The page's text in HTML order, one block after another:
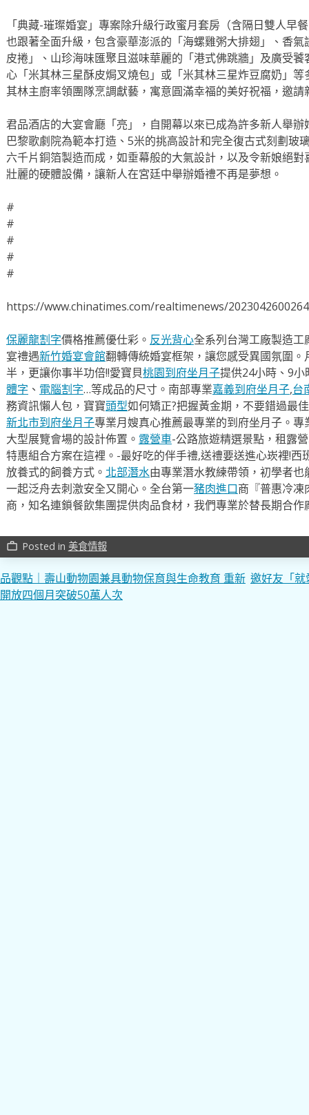
「典藏-璀璨婚宴」專案除升級行政蜜月套房（含隔日雙人早
也跟著全面升級，包含豪華澎派的「海螺雞粥大排翅」、香
皮捲」、山珍海味匯聚且滋味華麗的「港式佛跳牆」及廣受
心「米其林三星酥皮焗叉燒包」或「米其林三星炸豆腐奶」
其林主廚率領團隊烹調獻藝，寓意圓滿幸福的美好祝福，邀
君品酒店的大宴會廳「亮」，自開幕以來已成為許多新人舉
巴黎歌劇院為範本打造、5米的挑高設計和完全復古式刻劃玻
六千片銅箔製造而成，如垂幕般的大氣設計，以及令新娘絕
壯麗的硬體設備，讓新人在宮廷中舉辦婚禮不再是夢想。
#
#
#
#
#
https://www.chinatimes.com/realtimenews/
保麗龍割字價格推薦優仕彩。 反光背心全系列台灣工廠製造
宴禮遇新竹婚宴會館翻轉傳統婚宴框架，讓您感受異國氛圍。
半，更讓你事半功倍!!愛寶貝桃園到府坐月子提供24小時、9
體字 、 電腦割字…等成品的尺寸。南部專業嘉義到府坐月子,台
務資訊懶人包，寶寶頭型如何矯正?把握黃金期，不要錯過最
新北市到府坐月子專業月嫂真心推薦最專業的到府坐月子。專
大型展覽會場的設計佈置。 露營車-公路旅遊精選景點，租露
特惠組合方案在這裡。-最好吃的伴手禮,送禮要送進心崁裡!西
放養式的飼養方式。 北部潛水由專業潛水教練帶領，初學者
一起泛舟去​刺激安全又開心。全台第一豬肉進口商『普惠冷凍
商，知名連鎖餐飲集團提供肉品食材，我們專業於替長期合作
work_outline Posted in 美食情報
文
章
品觀點｜壽山動物園兼具動物保育與生命教育 重新
開放四個月突破50萬人次
邀好友「